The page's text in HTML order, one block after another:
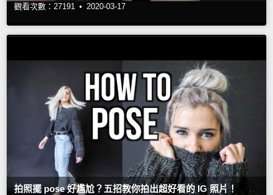
觀看次數：27191 • 2020-03-17
拍照擺 pose 好尷尬？五招教你拍出超好看的 IG 照片！